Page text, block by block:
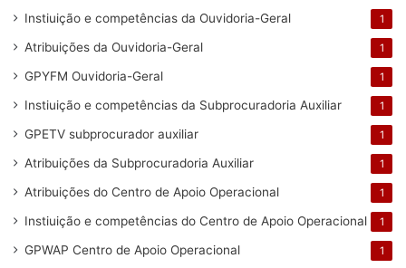
Instiuição e competências da Ouvidoria-Geral 1
Atribuições da Ouvidoria-Geral 1
GPYFM Ouvidoria-Geral 1
Instiuição e competências da Subprocuradoria Auxiliar 1
GPETV subprocurador auxiliar 1
Atribuições da Subprocuradoria Auxiliar 1
Atribuições do Centro de Apoio Operacional 1
Instiuição e competências do Centro de Apoio Operacional 1
GPWAP Centro de Apoio Operacional 1